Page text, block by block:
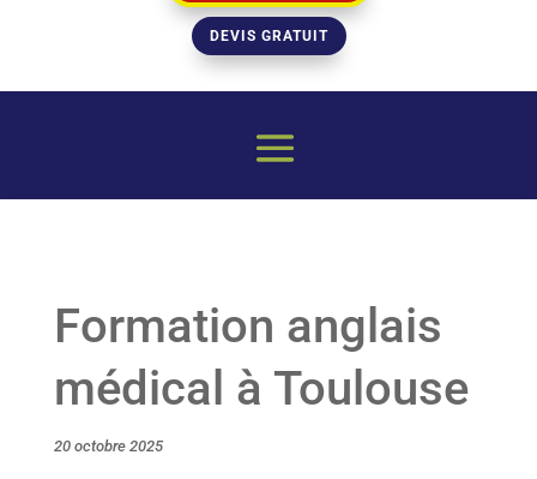
DEVIS GRATUIT
Formation anglais
médical à Toulouse
20 octobre 2025